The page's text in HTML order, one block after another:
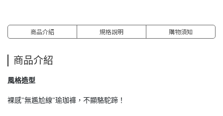
商品介紹 規格說明 購物須知
商品介紹
風格造型
裸感"無尷尬線"瑜珈褲，不顯駱駝蹄！